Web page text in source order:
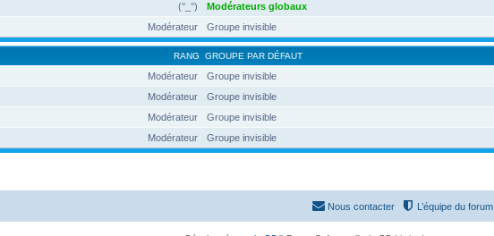
(°_°)
Modérateurs globaux
Modérateur
Groupe invisible
RANG GROUPE PAR DÉFAUT
Modérateur Groupe invisible
Modérateur
Groupe invisible
Modérateur
Groupe invisible
Modérateur
Groupe invisible
L’équipe du forum
Nous contacter